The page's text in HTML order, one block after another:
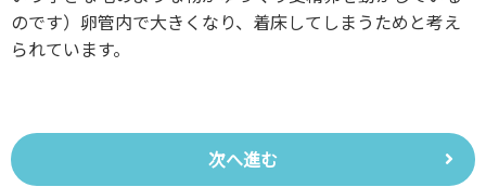
のです）卵管内で大きくなり、着床してしまうためと考え
られています。
次へ進む